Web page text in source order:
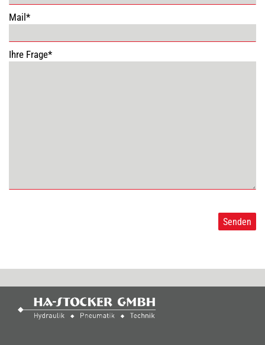
Mail*
Ihre Frage*
Senden